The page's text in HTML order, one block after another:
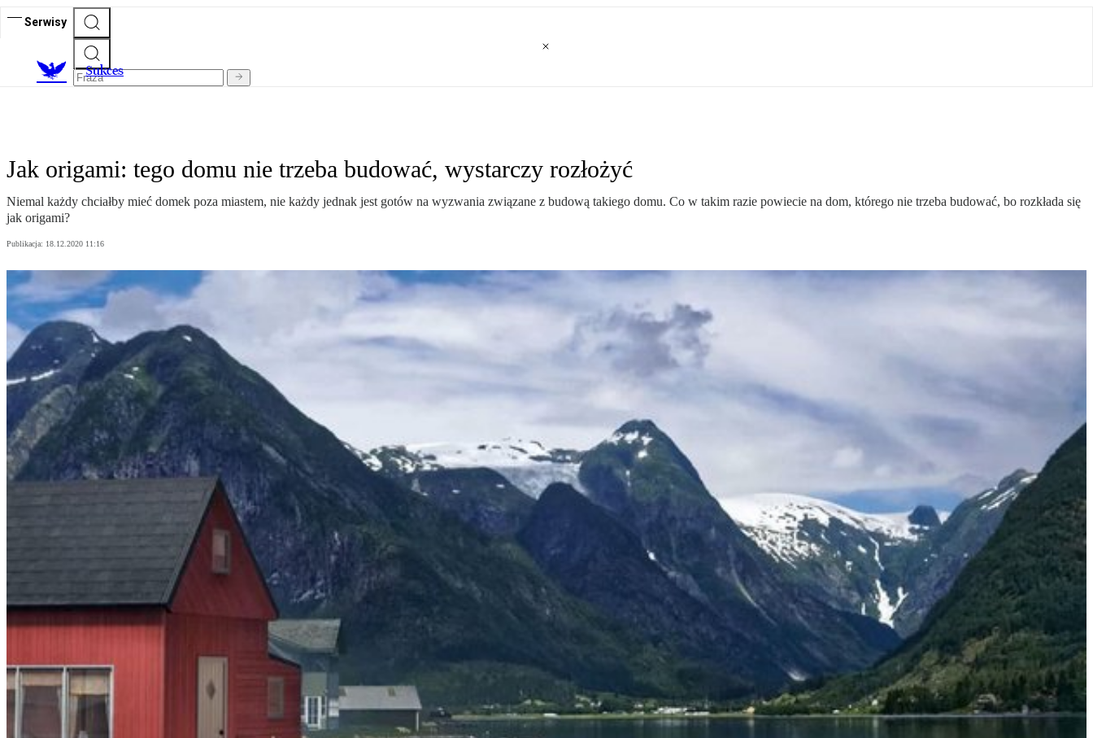
Serwisy
Sukces
Jak origami: tego domu nie trzeba budować, wystarczy rozłożyć
Niemal każdy chciałby mieć domek poza miastem, nie każdy jednak jest gotów na wyzwania związane z budową takiego domu. Co w takim razie powiecie na dom, którego nie trzeba budować, bo rozkłada się
jak origami?
Publikacja: 18.12.2020 11:16